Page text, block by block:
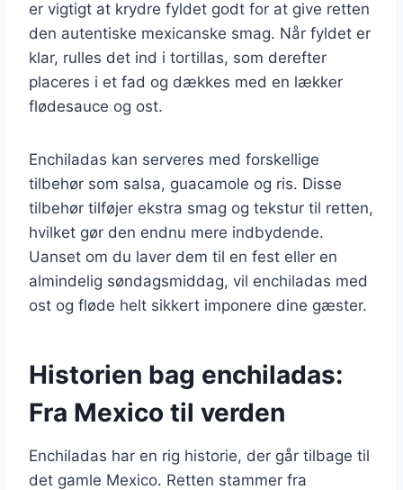
er vigtigt at krydre fyldet godt for at give retten
den autentiske mexicanske smag. Når fyldet er
klar, rulles det ind i tortillas, som derefter
placeres i et fad og dækkes med en lækker
flødesauce og ost.
Enchiladas kan serveres med forskellige
tilbehør som salsa, guacamole og ris. Disse
tilbehør tilføjer ekstra smag og tekstur til retten,
hvilket gør den endnu mere indbydende.
Uanset om du laver dem til en fest eller en
almindelig søndagsmiddag, vil enchiladas med
ost og fløde helt sikkert imponere dine gæster.
Historien bag enchiladas:
Fra Mexico til verden
Enchiladas har en rig historie, der går tilbage til
det gamle Mexico. Retten stammer fra